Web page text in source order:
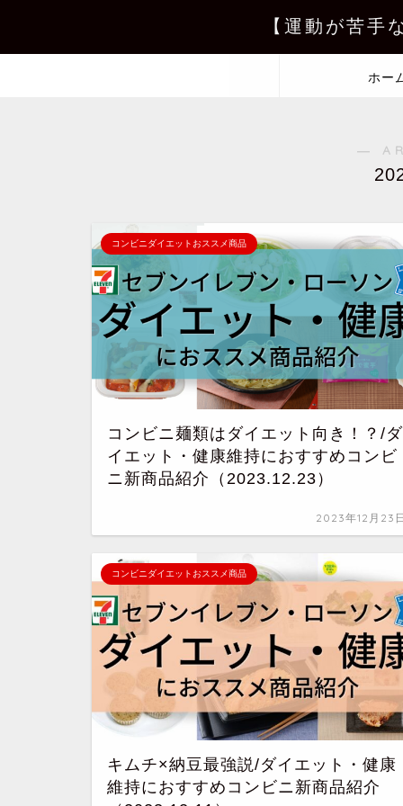
【運動が苦手
ホー
―
コンビニダイエットおススメ商品
コンビニ麺類はダイエット向き！？/ダ
イエット・健康維持におすすめコンビ
ニ新商品紹介（2023.12.23）
2023年12月23日
コンビニダイエットおススメ商品
キムチ×納豆最強説/ダイエット・健康
維持におすすめコンビニ新商品紹介